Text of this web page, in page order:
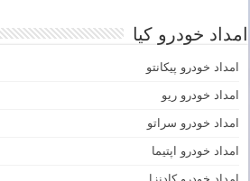
امداد خودرو کیا
امداد خودرو پیکانتو
امداد خودرو ریو
امداد خودرو سراتو
امداد خودرو اپتیما